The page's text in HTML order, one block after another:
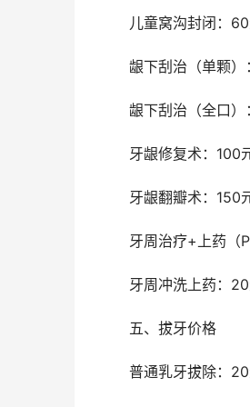
儿童窝沟封闭：
龈下刮治（单颗
龈下刮治（全口
牙龈修复术：100
牙龈翻瓣术：150
牙周治疗+上药
牙周冲洗上药：
	五、拔牙价格
普通乳牙拔除：